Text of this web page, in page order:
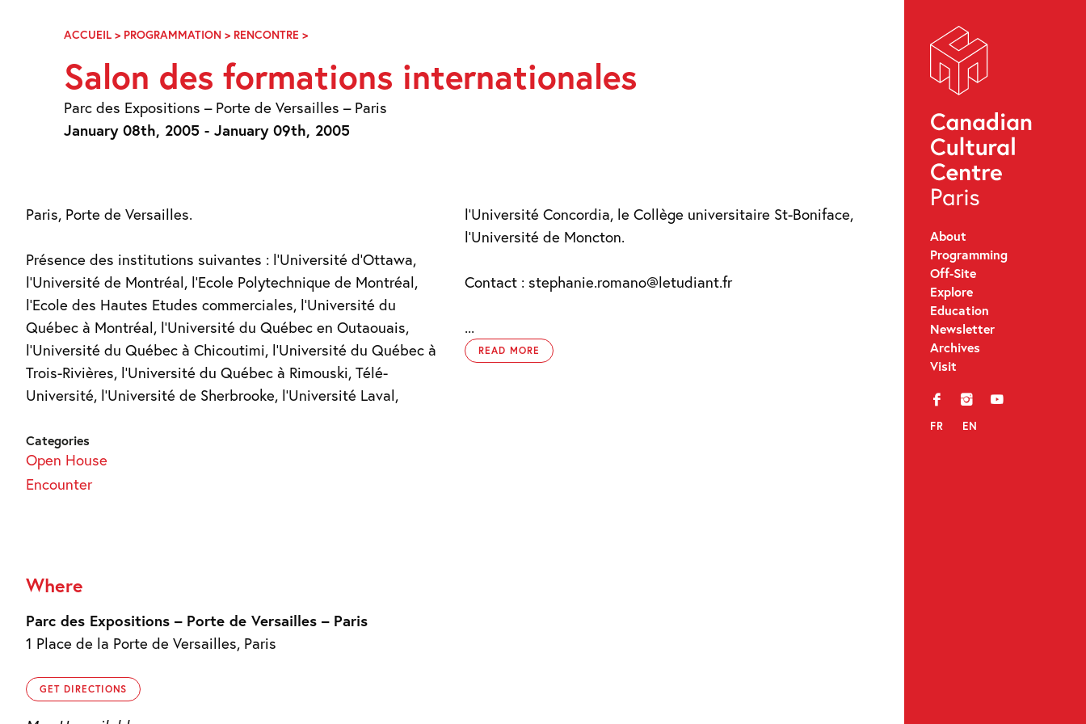
Navigation
About
Programming
Off-Site
Explore
Education
Newsletter
Archives
Visit
f i y
FR EN
ACCUEIL > PROGRAMMATION > RENCONTRE >SALON
FORMATIONS
INTERNATIONALES
Salon des formations internationales
Parc des Expositions – Porte de Versailles – Paris
January 08th, 2005 - January 09th, 2005
Paris, Porte de Versailles.
Présence des institutions suivantes : l’Université d’Ottawa,
l’Université de Montréal, l’Ecole Polytechnique de Montréal,
l’Ecole des Hautes Etudes commerciales, l’Université du
Québec à Montréal, l’Université du Québec en Outaouais,
l’Université du Québec à Chicoutimi, l’Université du Québec à
Trois-Rivières, l’Université du Québec à Rimouski, Télé-
Université, l’Université de Sherbrooke, l’Université Laval,
l’Université Concordia, le Collège universitaire St-Boniface,
l’Université de Moncton.
Contact : stephanie.romano@letudiant.fr
...
READ MORE
Categories
Open House
Encounter
Where
Parc des Expositions – Porte de Versailles – Paris
1 Place de la Porte de Versailles, Paris
GET DIRECTIONS